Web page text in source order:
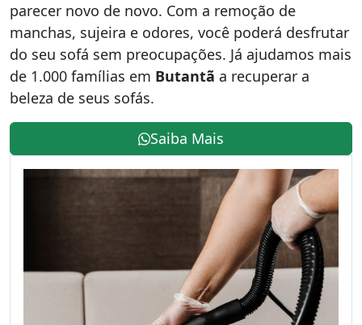
parecer novo de novo. Com a remoção de
manchas, sujeira e odores, você poderá desfrutar
do seu sofá sem preocupações. Já ajudamos mais
de 1.000 famílias em Butantã a recuperar a
beleza de seus sofás.
Saiba Mais